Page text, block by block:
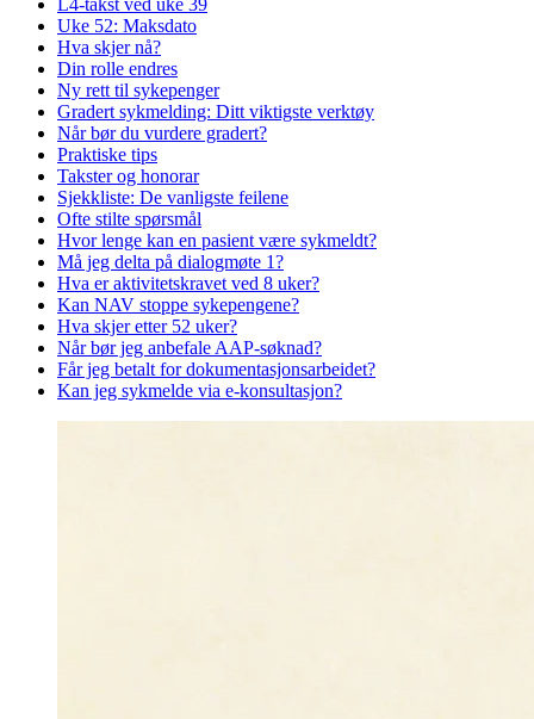
Uke 52: Maksdato
Hva skjer nå?
Din rolle endres
Ny rett til sykepenger
Gradert sykmelding: Ditt viktigste verktøy
Når bør du vurdere gradert?
Praktiske tips
Takster og honorar
Sjekkliste: De vanligste feilene
Ofte stilte spørsmål
Hvor lenge kan en pasient være sykmeldt?
Må jeg delta på dialogmøte 1?
Hva er aktivitetskravet ved 8 uker?
Kan NAV stoppe sykepengene?
Hva skjer etter 52 uker?
Når bør jeg anbefale AAP-søknad?
Får jeg betalt for dokumentasjonsarbeidet?
Kan jeg sykmelde via e-konsultasjon?